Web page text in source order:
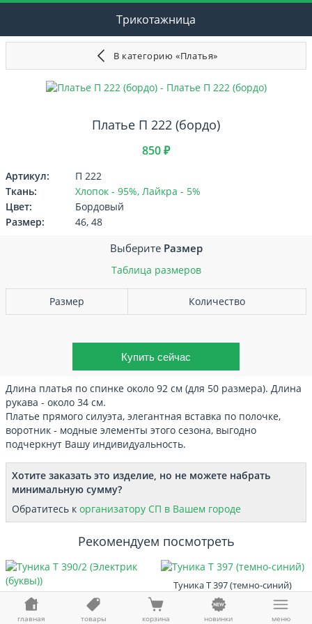
Трикотажница
В категорию «Платья»
Платье П 222 (бордо)
850 ₽
Артикул:
П 222
Ткань:
Хлопок - 95%, Лайкра - 5%
Цвет:
Бордовый
Размер:
46, 48
Выберите Размер
Таблица размеров
Размер Количество
Длина платья по спинке около 92 см (для 50 размера). Длина
рукава - около 34 см.
Платье прямого силуэта, элегантная вставка по полочке,
воротник - модные элементы этого сезона, выгодно
подчеркнут Вашу индивидуальность.
Хотите заказать это изделие, но не можете набрать
минимальную сумму?
Обратитесь к организатору СП в Вашем городе
Рекомендуем посмотреть
Туника Т 390/2 (Электрик (буквы))
970 ₽ / 941 ₽
Туника Т 397 (темно-синий)
725 ₽ / 704 ₽